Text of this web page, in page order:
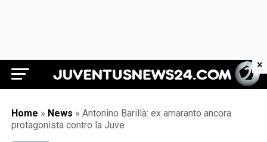
Juventus News 24
Home » News » Antonino Barillà: ex amaranto ancora
protagonista contro la Juve
×